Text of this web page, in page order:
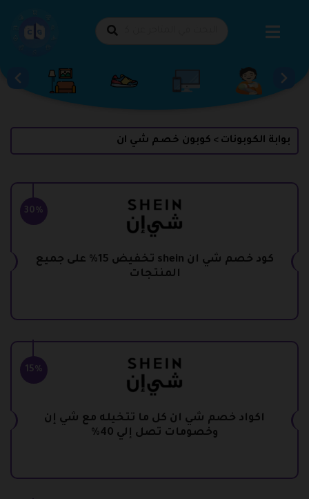
بوابة الكوبونات > كوبون خصم شي ان
30%
كود خصم شي ان shein تخفيض 15% على جميع
المنتجات
15%
اكواد خصم شي ان كل ما تتخيله مع شي إن
وخصومات تصل إلي 40%